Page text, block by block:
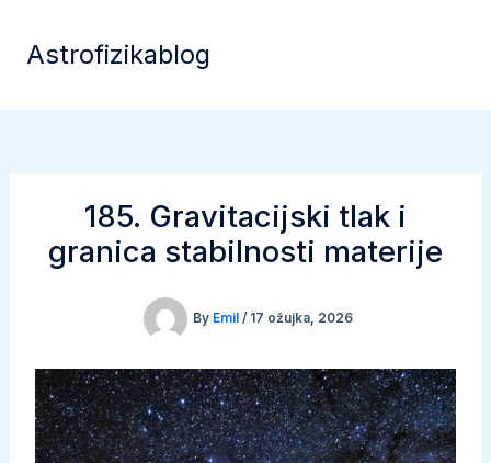
contentAstrofizikablog
185. Gravitacijski tlak i
granica stabilnosti materije
By Emil / 17 ožujka, 2026